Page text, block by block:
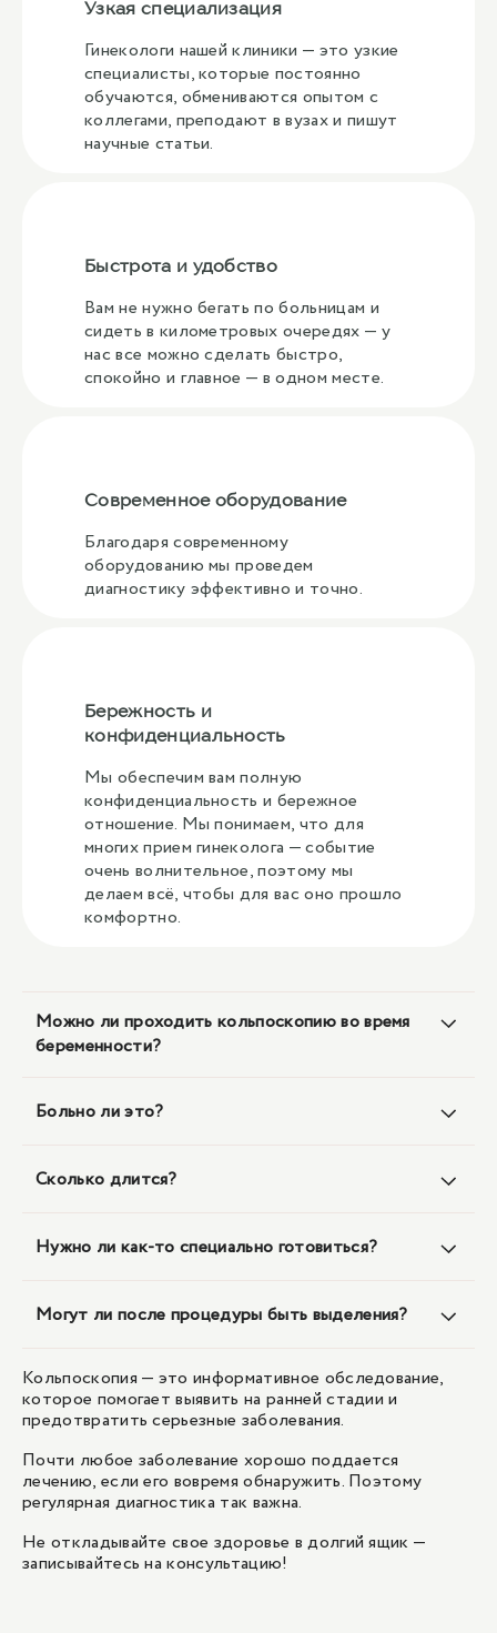
Узкая специализация
Гинекологи нашей клиники — это узкие
специалисты, которые постоянно
обучаются, обмениваются опытом с
коллегами, преподают в вузах и пишут
научные статьи.
Быстрота и удобство
Вам не нужно бегать по больницам и
сидеть в километровых очередях — у
нас все можно сделать быстро,
спокойно и главное — в одном месте.
Современное оборудование
Благодаря современному
оборудованию мы проведем
диагностику эффективно и точно.
Бережность и
конфиденциальность
Мы обеспечим вам полную
конфиденциальность и бережное
отношение. Мы понимаем, что для
многих прием гинеколога — событие
очень волнительное, поэтому мы
делаем всё, чтобы для вас оно прошло
комфортно.
Можно ли проходить кольпоскопию во время
беременности?
Больно ли это?
Сколько длится?
Нужно ли как-то специально готовиться?
Могут ли после процедуры быть выделения?
Кольпоскопия — это информативное обследование,
которое помогает выявить на ранней стадии и
предотвратить серьезные заболевания.
Почти любое заболевание хорошо поддается
лечению, если его вовремя обнаружить. Поэтому
регулярная диагностика так важна.
Не откладывайте свое здоровье в долгий ящик —
записывайтесь на консультацию!